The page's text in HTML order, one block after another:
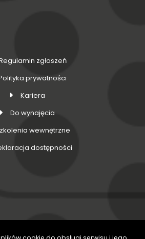
zgłoszeń
prywatności
Kariera
Do wynajęcia
wewnętrzne
dostępności